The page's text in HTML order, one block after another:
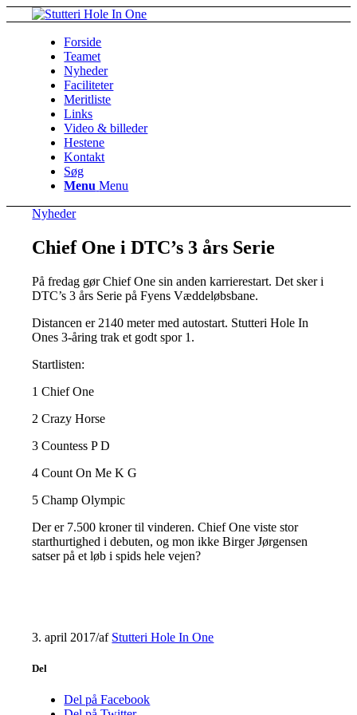
Forside
Teamet
Nyheder
Faciliteter
Meritliste
Links
Video & billeder
Hestene
Kontakt
Søg
Menu Menu
Nyheder
Chief One i DTC’s 3 års Serie
På fredag gør Chief One sin anden karrierestart. Det sker i
DTC’s 3 års Serie på Fyens Væddeløbsbane.
Distancen er 2140 meter med autostart. Stutteri Hole In
Ones 3-åring trak et godt spor 1.
Startlisten:
1 Chief One
2 Crazy Horse
3 Countess P D
4 Count On Me K G
5 Champ Olympic
Der er 7.500 kroner til vinderen. Chief One viste stor
starthurtighed i debuten, og mon ikke Birger Jørgensen
satser på et løb i spids hele vejen?
3. april 2017/af Stutteri Hole In One
Del
Del på Facebook